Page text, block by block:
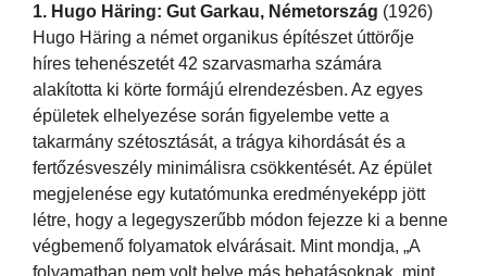
1. Hugo Häring: Gut Garkau, Németország (1926)
Hugo Häring a német organikus építészet úttörője
híres tehenészetét 42 szarvasmarha számára
alakította ki körte formájú elrendezésben. Az egyes
épületek elhelyezése során figyelembe vette a
takarmány szétosztását, a trágya kihordását és a
fertőzésveszély minimálisra csökkentését. Az épület
megjelenése egy kutatómunka eredményeképp jött
létre, hogy a legegyszerűbb módon fejezze ki a benne
végbemenő folyamatok elvárásait. Mint mondja, „A
folyamatban nem volt helye más behatásoknak, mint